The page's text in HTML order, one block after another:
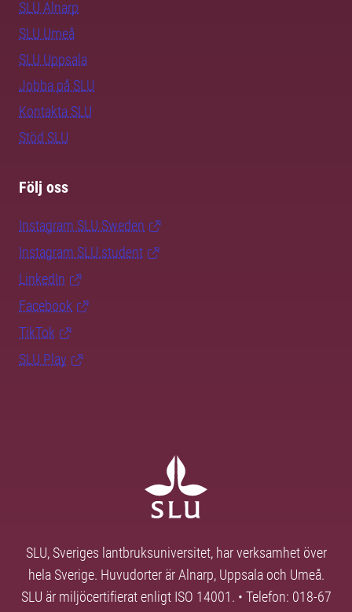
SLU Alnarp
SLU Umeå
SLU Uppsala
Jobba på SLU
Kontakta SLU
Stöd SLU
Följ oss
Instagram SLU.Sweden
Instagram SLU.student
LinkedIn
Facebook
TikTok
SLU Play
SLU, Sveriges lantbruksuniversitet, har verksamhet över
hela Sverige. Huvudorter är Alnarp, Uppsala och Umeå.
SLU är miljöcertifierat enligt ISO 14001. • Telefon: 018-67